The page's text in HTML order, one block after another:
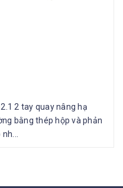
2 tay quay nâng hạ
bằng thép hộp và phản